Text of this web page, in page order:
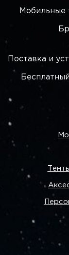
Мобильные
Поставка и